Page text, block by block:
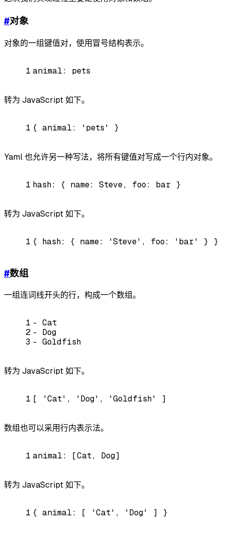
#对象
对象的一组键值对，使用冒号结构表示。
1 animal: pets
转为 JavaScript 如下。
1 { animal: 'pets' }
Yaml 也允许另一种写法，将所有键值对写成一个行内对象。
1 hash: { name: Steve, foo: bar }
转为 JavaScript 如下。
1 { hash: { name: 'Steve' , foo: 'bar' } }
#数组
一组连词线开头的行，构成一个数组。
1
2
3
-
Cat
-
Dog
-
Goldfish
转为 JavaScript 如下。
1 [ 'Cat' , 'Dog' , 'Goldfish' ]
数组也可以采用行内表示法。
1 animal: [Cat, Dog]
转为 JavaScript 如下。
1 { animal: [ 'Cat' , 'Dog' ] }